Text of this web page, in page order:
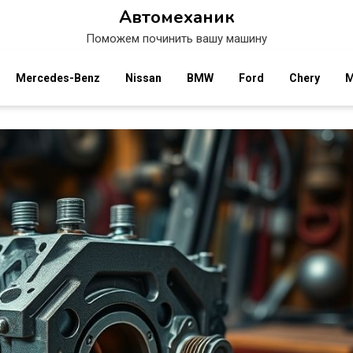
Автомеханик
Поможем починить вашу машину
Mercedes-Benz Nissan BMW Ford Chery